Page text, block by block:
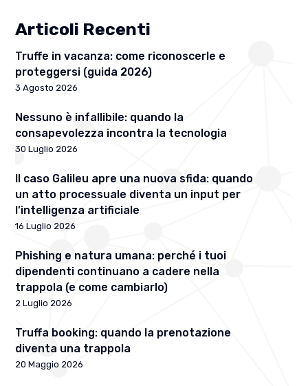
Articoli Recenti
Truffe in vacanza: come riconoscerle e
proteggersi (guida 2026)
3 Agosto 2026
Nessuno è infallibile: quando la
consapevolezza incontra la tecnologia
30 Luglio 2026
Il caso Galileu apre una nuova sfida: quando
un atto processuale diventa un input per
l’intelligenza artificiale
16 Luglio 2026
Phishing e natura umana: perché i tuoi
dipendenti continuano a cadere nella
trappola (e come cambiarlo)
2 Luglio 2026
Truffa booking: quando la prenotazione
diventa una trappola
20 Maggio 2026